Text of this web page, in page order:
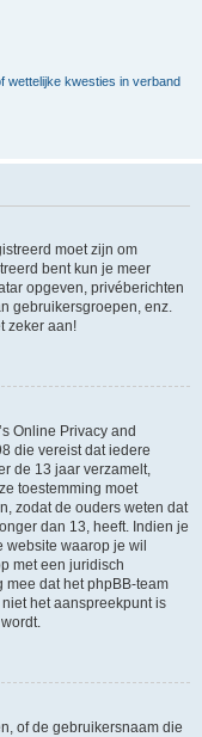
wettelijke kwesties in verband
moet zijn om
bent kun je meer
opgeven, privéberichten
gebruikersgroepen, enz.
zeker aan!
Online Privacy and
die vereist dat iedere
de 13 jaar verzamelt,
toestemming moet
zodat de ouders weten dat
dan 13, heeft. Indien je
website waarop je wil
met een juridisch
mee dat het phpBB-team
het aanspreekpunt is
of de gebruikersnaam die